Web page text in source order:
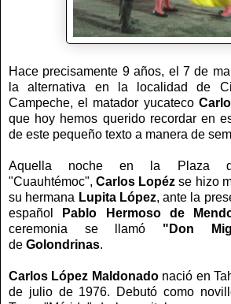
Hace precisamente 9 años, el 7 de
la alternativa en la localidad de
Campeche, el matador yucateco
que hoy hemos querido recordar en
de este pequeño texto a manera de
Aquella noche en la Plaza
"Cuauhtémoc",Carlos Lopézse hizo
su hermana Lupita López, ante la
español
Pablo Hermoso de
ceremonia se llamó "Don
de Golondrinas.
Carlos López Maldonadonació en
de julio de 1976. Debutó como